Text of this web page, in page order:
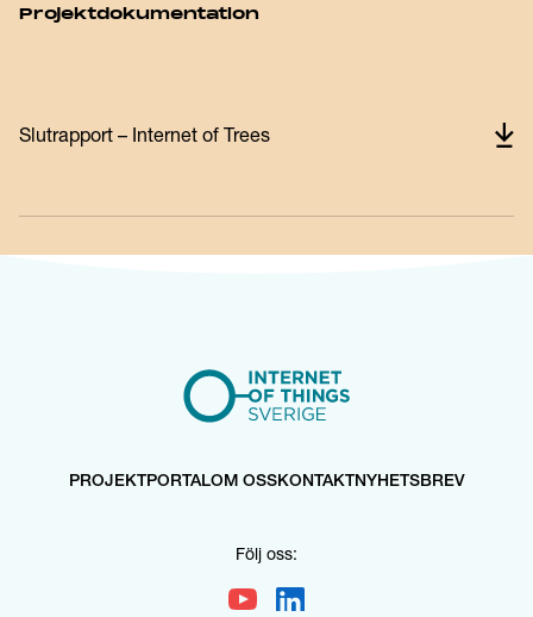
Projektdokumentation
Slutrapport – Internet of Trees
PROJEKTPORTALOM OSSKONTAKTNYHETSBREV
Följ oss: